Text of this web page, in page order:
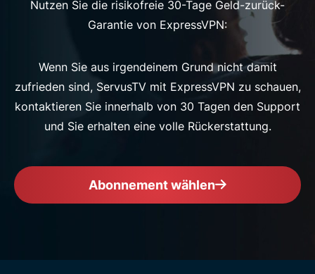
Nutzen Sie die risikofreie 30-Tage Geld-zurück-
Garantie von ExpressVPN:
Wenn Sie aus irgendeinem Grund nicht damit
zufrieden sind, ServusTV mit ExpressVPN zu schauen,
kontaktieren Sie innerhalb von 30 Tagen den Support
und Sie erhalten eine volle Rückerstattung.
Abonnement wählen